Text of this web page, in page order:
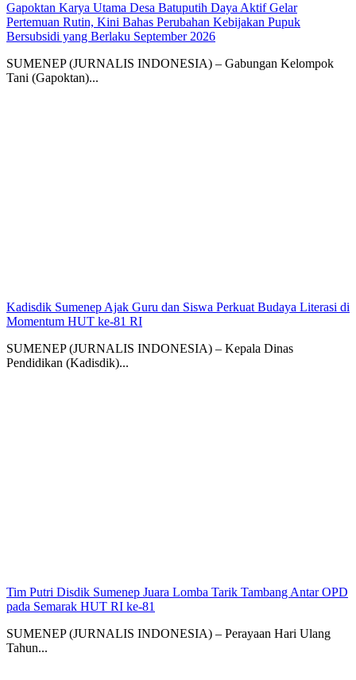
Gapoktan Karya Utama Desa Batuputih Daya Aktif Gelar
Pertemuan Rutin, Kini Bahas Perubahan Kebijakan Pupuk
Bersubsidi yang Berlaku September 2026
SUMENEP (JURNALIS INDONESIA) – Gabungan Kelompok
Tani (Gapoktan)...
Kadisdik Sumenep Ajak Guru dan Siswa Perkuat Budaya Literasi di
Momentum HUT ke-81 RI
SUMENEP (JURNALIS INDONESIA) – Kepala Dinas
Pendidikan (Kadisdik)...
Tim Putri Disdik Sumenep Juara Lomba Tarik Tambang Antar OPD
pada Semarak HUT RI ke-81
SUMENEP (JURNALIS INDONESIA) – Perayaan Hari Ulang
Tahun...